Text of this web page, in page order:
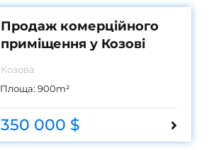
Продаж комерційного
приміщення у Козові
Козова
Площа: 900m²
350 000 $